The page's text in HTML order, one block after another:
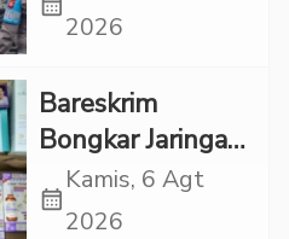
Kerugian Capai
2026
Bareskrim
Bongkar Jaringan
Etomidate dari
Thailand, 4
calendar_month
Kamis, 6 Agt
2026